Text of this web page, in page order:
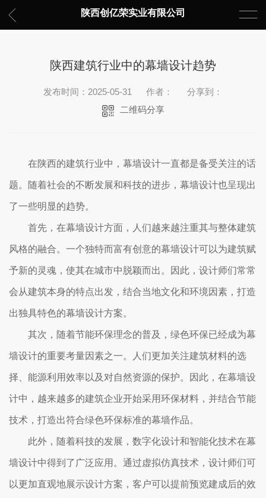
陕西创亿荣实业有限公司
陕西建筑行业中的幕墙设计趋势
发布时间：2025-05-31 作者：
分享到：
二维码分享
在陕西的建筑行业中，幕墙设计一直都是备受关注的话
题。随着社会的不断发展和科技的进步，幕墙设计也呈现出
了一些明显的趋势。
首先，在幕墙设计方面，人们越来越注重其与整体建筑
风格的融合。一个独特而富有创意的幕墙设计可以为建筑赋
予新的灵魂，使其在城市中脱颖而出。因此，设计师们常常
会从建筑本身的特点出发，结合当地文化和环境因素，打造
出独具特色的幕墙设计方案。
其次，随着节能环保理念的普及，绿色环保已经成为幕
墙设计的重要考量因素之一。人们更加关注建筑材料的选
择、能源利用效率以及对自然资源的保护。因此，在幕墙设
计中，越来越多的建筑企业开始采用环保材料，并结合节能
技术，打造出符合绿色环保标准的幕墙作品。
此外，随着科技的发展，数字化设计和智能化技术在幕
墙设计中得到了广泛应用。通过虚拟仿真技术，设计师们可
以更加直观地展示设计方案，客户可以提前预览建成后的效